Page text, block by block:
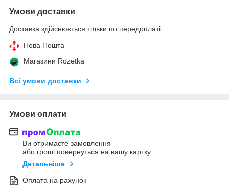
Умови доставки
Доставка здійснюється тільки по передоплаті.
Нова Пошта
Магазини Rozetka
Всі умови доставки
Умови оплати
Ви отримаєте замовлення
або гроші повернуться на вашу картку
Детальніше
Оплата на рахунок